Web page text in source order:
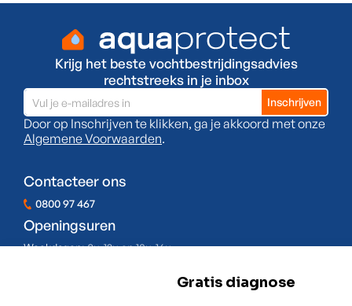
Krijg het beste vochtbestrijdingsadvies
rechtstreeks in je inbox
Door op Inschrijven te klikken, ga je akkoord met onze
Algemene Voorwaarden.
Contacteer ons
0800 97 467
Openingsuren
Weekdagen:8u-12u en 13u-16u